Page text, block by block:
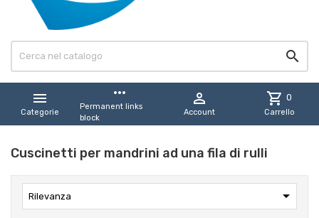


Categorie
more_horiz
Permanent links
block

Account
shopping_cart 0
Carrello
Cuscinetti per mandrini ad una fila di rulli
Rilevanza 